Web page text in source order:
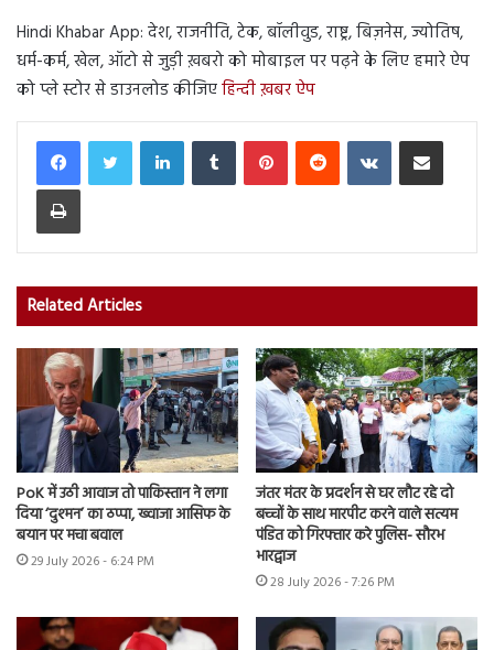
Hindi Khabar App: देश, राजनीति, टेक, बॉलीवुड, राष्ट्र, बिज़नेस, ज्योतिष,
धर्म-कर्म, खेल, ऑटो से जुड़ी ख़बरो को मोबाइल पर पढ़ने के लिए हमारे ऐप
को प्ले स्टोर से डाउनलोड कीजिएहिन्दी ख़बर ऐप
LinkedInTumblr PinterestReddit VKontakteShare via Email
Print
Related Articles
PoK में उठी आवाज तो पाकिस्तान ने लगा
दिया ‘दुश्मन’ का ठप्पा, ख्वाजा आसिफ के
बयान पर मचा बवाल
29 July 2026 - 6:24 PM
जंतर मंतर के प्रदर्शन से घर लौट रहे दो
बच्चों के साथ मारपीट करने वाले सत्यम
पंडित को गिरफ्तार करे पुलिस- सौरभ
भारद्वाज
28 July 2026 - 7:26 PM